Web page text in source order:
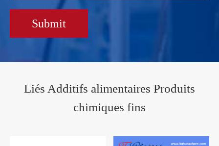
Submit
Liés Additifs alimentaires Produits
chimiques fins